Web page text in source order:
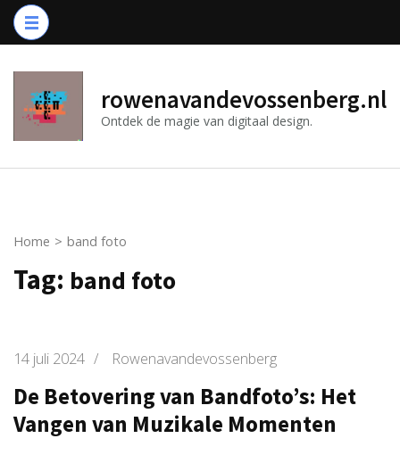
Ga
naar
(druk
Enter)
rowenavandevossenberg.nl
Ontdek de magie van digitaal design.
Home > band foto
Tag: band foto
14 juli 2024 / Rowenavandevossenberg
De Betovering van Bandfoto’s: Het
Vangen van Muzikale Momenten